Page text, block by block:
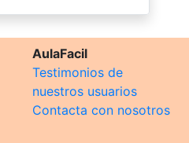
AulaFacil
Testimonios de
nuestros usuarios
Contacta con nosotros